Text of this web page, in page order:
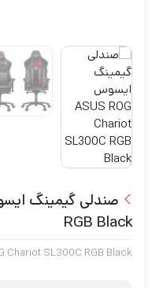
RGB Black
Chariot SL300C RGB Black